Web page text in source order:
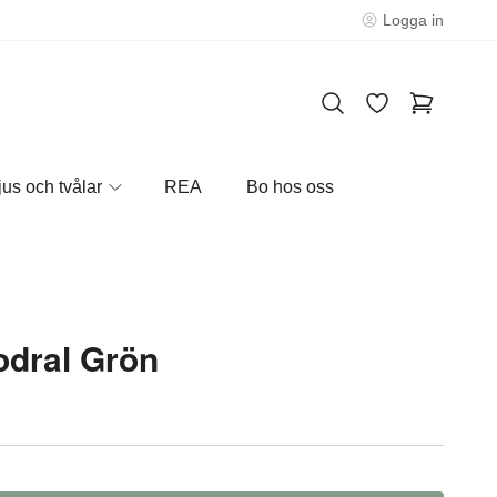
Logga in
och tvålar REA Bo hos oss
Grön